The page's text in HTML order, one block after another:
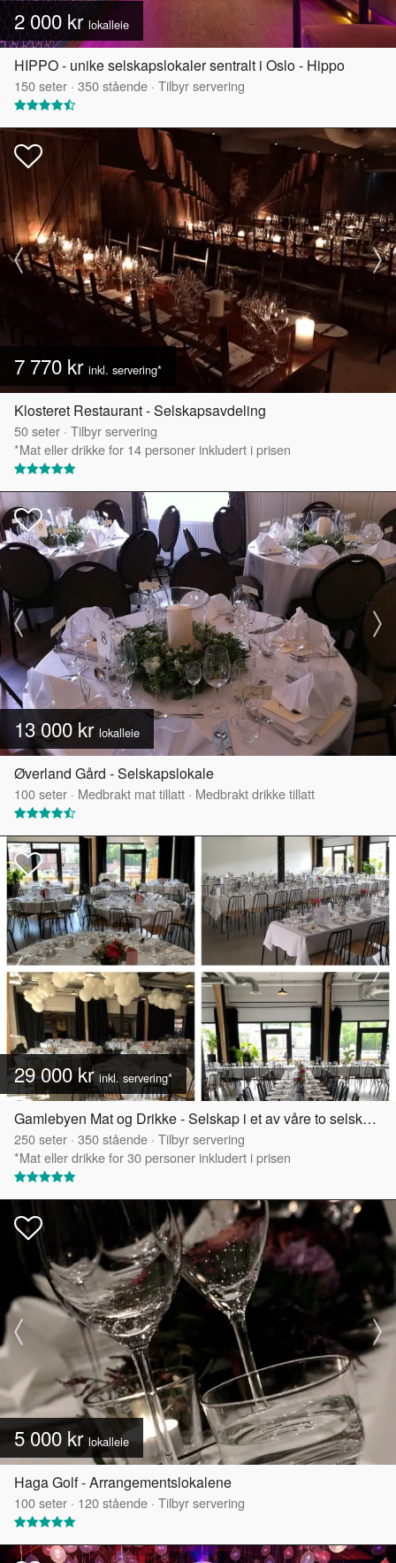
2 000 kr lokalleie
HIPPO - unike selskapslokaler sentralt i Oslo - Hippo
150seter · 350stående · Tilbyr servering
7 770 kr inkl. servering*
Klosteret Restaurant - Selskapsavdeling
50seter · Tilbyr servering
*Mat eller drikke for 14 personer inkludert i prisen
13 000 kr lokalleie
Øverland Gård - Selskapslokale
100seter · Medbrakt mat tillatt · Medbrakt drikke tillatt
29 000 krinkl. servering*
Gamlebyen Mat og Drikke - Selskap i et av våre to selskapslokaler
250seter · 350stående · Tilbyr servering
*Mat eller drikke for 30 personer inkludert i prisen
5 000 kr lokalleie
Haga Golf - Arrangementslokalene
100seter · 120stående · Tilbyr servering